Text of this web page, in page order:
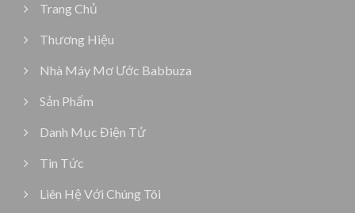
Trang Chủ
Thương Hiệu
Nhà Máy Mơ Ước Babbuza
Sản Phẩm
Danh Mục Điện Tử
Tin Tức
Liên Hệ Với Chúng Tôi